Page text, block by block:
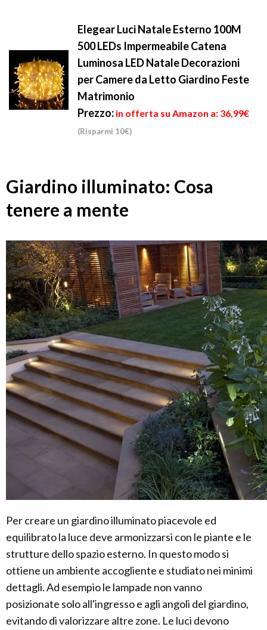
Elegear Luci Natale Esterno 100M
500 LEDs Impermeabile Catena
Luminosa LED Natale Decorazioni
per Camere da Letto Giardino Feste
Matrimonio
Prezzo: in offerta su Amazon a: 36,99€
(Risparmi 10€)
Giardino illuminato: Cosa
tenere a mente
Per creare un giardino illuminato piacevole ed
equilibrato la luce deve armonizzarsi con le piante e le
strutture dello spazio esterno. In questo modo si
ottiene un ambiente accogliente e studiato nei minimi
dettagli. Ad esempio le lampade non vanno
posizionate solo all'ingresso e agli angoli del giardino,
evitando di valorizzare altre zone. Le luci devono